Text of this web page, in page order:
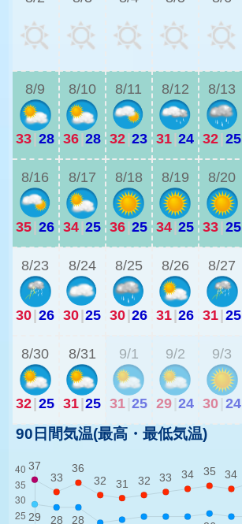
8/9
33|28
8/10
36|28
8/11
32|23
8/12
31|24
8/13
32|25
8/16
35|26
8/17
34|25
8/18
36|25
8/19
34|25
8/20
33|25
8/23
30|26
8/24
30|25
8/25
30|26
8/26
31|26
8/27
31|25
8/30
32|25
8/31
31|25
9/1
31 25
9/2
29 24
9/3
30 24
90日間気温(最高・最低気温)